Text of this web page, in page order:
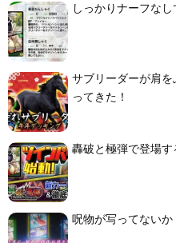
しっかりナーフなし
サブリーダーが肩
ってきた！
轟破と極弾で登場す
呪物が写ってないか